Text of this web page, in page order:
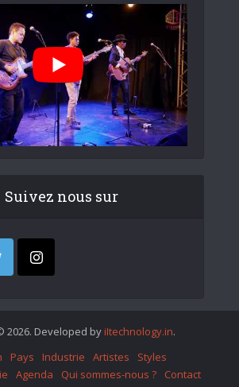
Suivez nous sur
2026. Developed by iItechnology.in.
Pays Industrie Artistes
Styles
Agenda Qui sommes-nous ? Contact